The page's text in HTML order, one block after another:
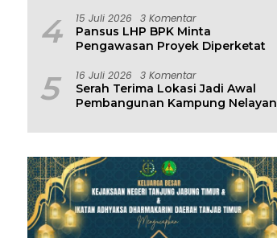
4 15 Juli 2026 3 Komentar
Pansus LHP BPK Minta
Pengawasan Proyek Diperketat
5 16 Juli 2026 3 Komentar
Serah Terima Lokasi Jadi Awal
Pembangunan Kampung Nelayan